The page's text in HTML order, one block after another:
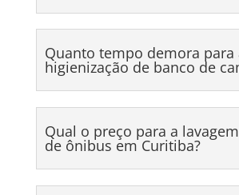
Quanto tempo demora para
higienização de banco de
Qual o preço para a
de ônibus em Curitiba?